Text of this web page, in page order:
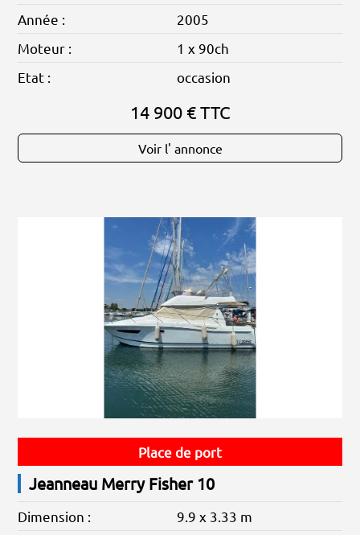
Année :
2005
Moteur :
1 x 90ch
Etat :
occasion
14 900 € TTC
Voir l' annonce
Place de port
Jeanneau Merry Fisher 10
Dimension :
9.9 x 3.33 m